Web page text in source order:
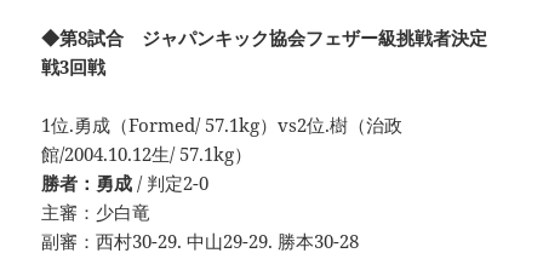
◆第8試合 ジャパンキック協会フェザー級挑戦者決定
戦3回戦
1位.勇成（Formed/ 57.1kg）vs2位.樹（治政
館/2004.10.12生/ 57.1kg）
勝者：勇成 / 判定2-0
主審：少白竜
副審：西村30-29. 中山29-29. 勝本30-28